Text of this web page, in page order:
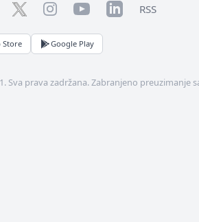
TwitterInstagramYouTubeLinkedInRSS
Store Google Play
Sva prava zadržana. Zabranjeno preuzimanje